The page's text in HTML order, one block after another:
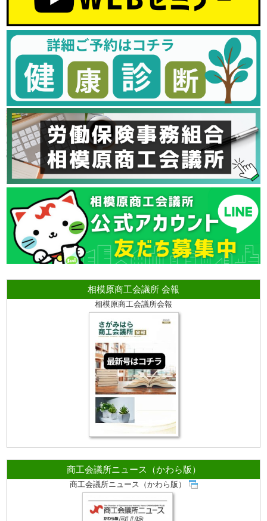
相模原商工会議所 会報
相模原商工会議所会報
商工会議所ニュース（かわら版）
商工会議所ニュース（かわら版）